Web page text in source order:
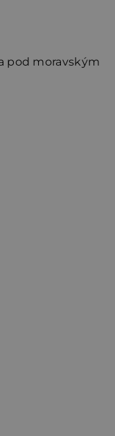
pod moravským